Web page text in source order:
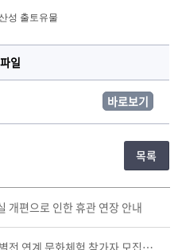
성 출토유물
일
바로보기
목록
개편으로 인한 휴관 연장 안내
연계 문화체험 참가자 모집안내